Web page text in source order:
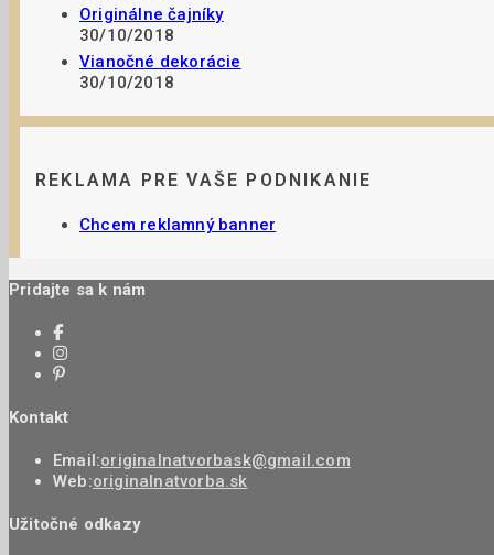
Originálne čajníky
30/10/2018
Vianočné dekorácie
30/10/2018
REKLAMA PRE VAŠE PODNIKANIE
Chcem reklamný banner
Pridajte sa k nám
Kontakt
Email:originalnatvorbask@gmail.com
Web:originalnatvorba.sk
Užitočné odkazy